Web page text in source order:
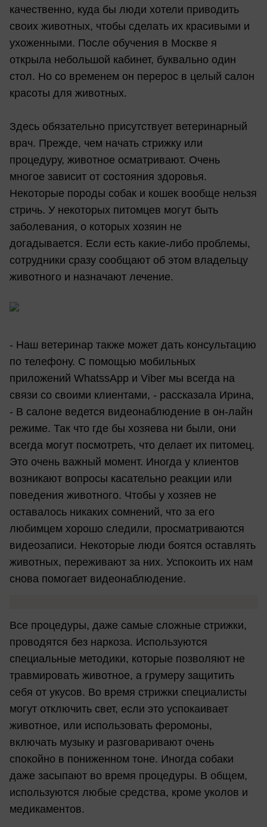
качественно, куда бы люди хотели приводить
своих животных, чтобы сделать их красивыми и
ухоженными. После обучения в Москве я
открыла небольшой кабинет, буквально один
стол. Но со временем он перерос в целый салон
красоты для животных.
Здесь обязательно присутствует ветеринарный
врач. Прежде, чем начать стрижку или
процедуру, животное осматривают. Очень
многое зависит от состояния здоровья.
Некоторые породы собак и кошек вообще нельзя
стричь. У некоторых питомцев могут быть
заболевания, о которых хозяин не
догадывается. Если есть какие-либо проблемы,
сотрудники сразу сообщают об этом владельцу
животного и назначают лечение.
- Наш ветеринар также может дать консультацию
по телефону. С помощью мобильных
приложений WhatssApp и Viber мы всегда на
связи со своими клиентами, - рассказала Ирина,
- В салоне ведется видеонаблюдение в он-лайн
режиме. Так что где бы хозяева ни были, они
всегда могут посмотреть, что делает их питомец.
Это очень важный момент. Иногда у клиентов
возникают вопросы касательно реакции или
поведения животного. Чтобы у хозяев не
оставалось никаких сомнений, что за его
любимцем хорошо следили, просматриваются
видеозаписи. Некоторые люди боятся оставлять
животных, переживают за них. Успокоить их нам
снова помогает видеонаблюдение.
Все процедуры, даже самые сложные стрижки,
проводятся без наркоза. Используются
специальные методики, которые позволяют не
травмировать животное, а грумеру защитить
себя от укусов. Во время стрижки специалисты
могут отключить свет, если это успокаивает
животное, или использовать феромоны,
включать музыку и разговаривают очень
спокойно в пониженном тоне. Иногда собаки
даже засыпают во время процедуры. В общем,
используются любые средства, кроме уколов и
медикаментов.